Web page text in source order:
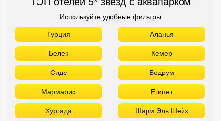
Используйте удобные фильтры
Турция Аланья
Белек Кемер
Сиде Бодрум
Мармарис Египет
Хургада Шарм Эль Шейх